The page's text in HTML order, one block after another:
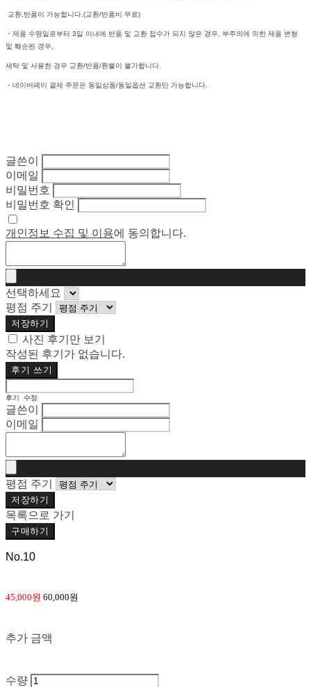
교환,반품이 가능합니다.(교환/반품비 무료)
・제품 수령일로부터 3일 이내에 반품 및 교환 접수가 되지 않은 경우, 부주의에 의한 제품 변형
및 훼손된 경우,
세탁 및 사용한 경우 교환/반품/환불이 불가합니다.
・네이버페이 결제 주문은 동일상품/동일옵션 교환만 가능합니다.
글쓴이
이메일
비밀번호
비밀번호 확인
개인정보 수집 및 이용에 동의합니다.
선택하세요
평점 주기
저장하기
사진 후기만 보기
작성된 후기가 없습니다.
후기 쓰기
후기 수정
글쓴이
이메일
평점 주기
저장하기
목록으로 가기
구매하기
No.10
45,000원 60,000원
추가 금액
수량